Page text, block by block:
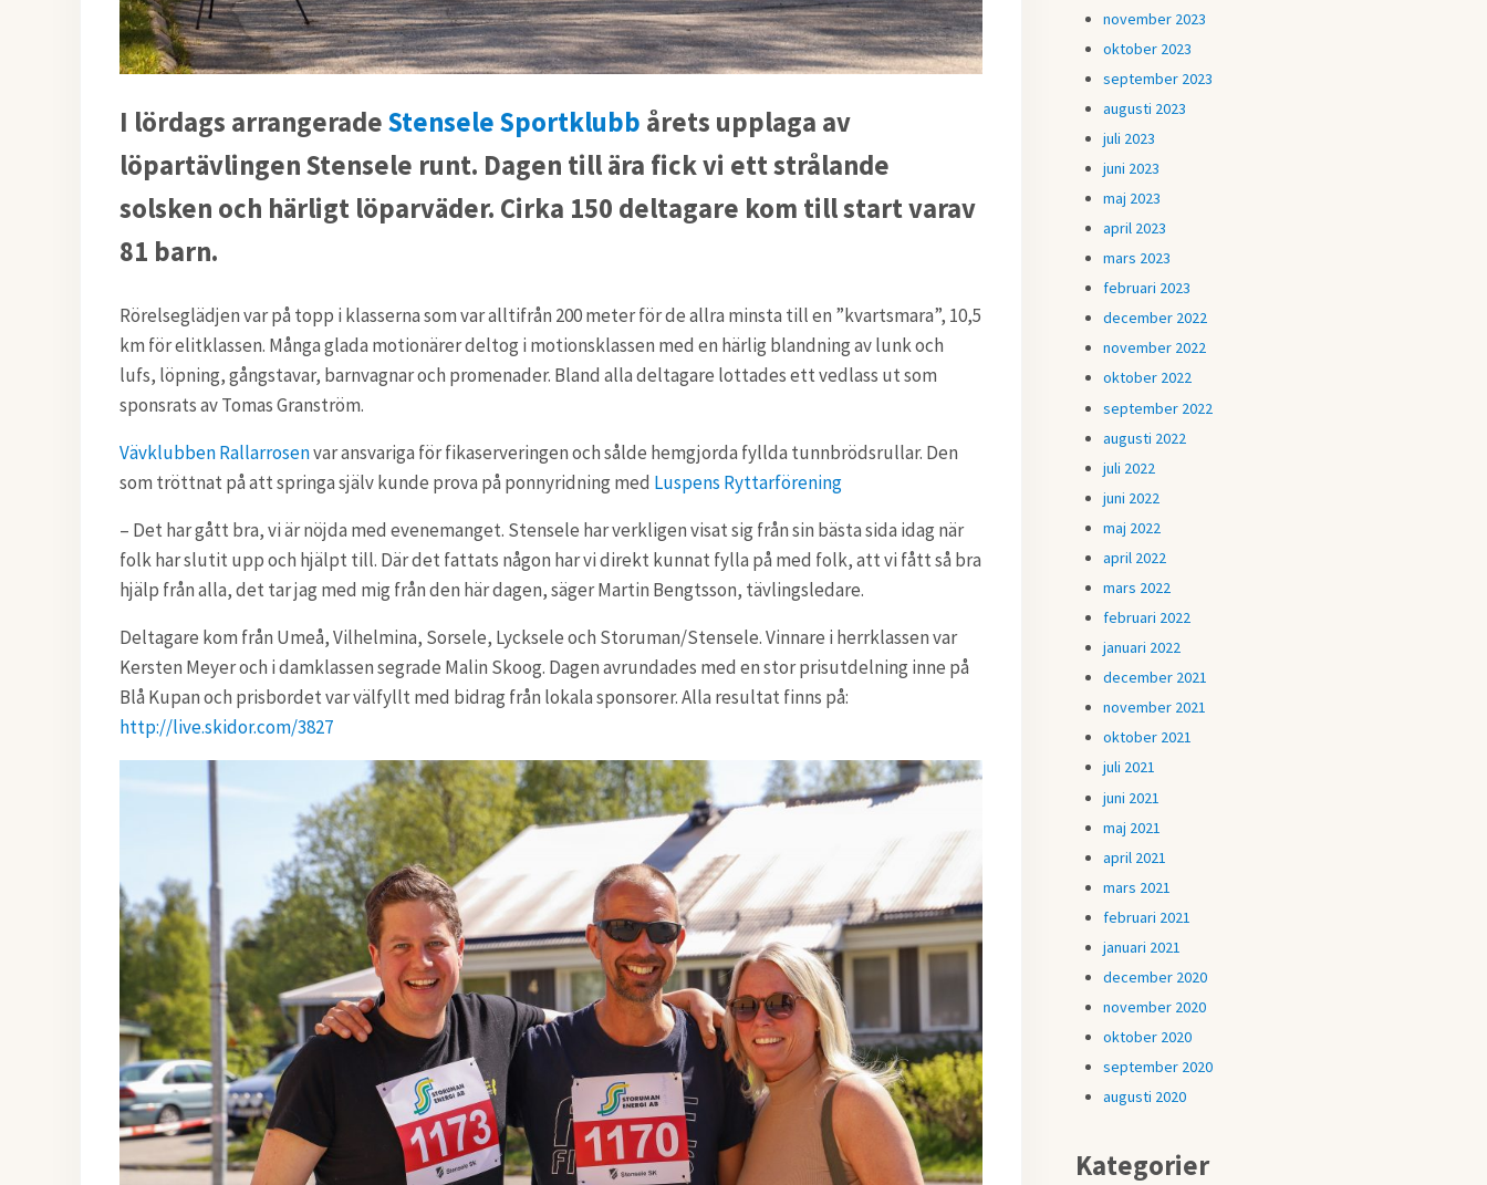
I lördags arrangeradeStensele Sportklubb årets upplaga av
löpartävlingen Stensele runt. Dagen till ära fick vi ett strålande
solsken och härligt löparväder. Cirka 150 deltagare kom till start varav
81 barn.
Rörelseglädjen var på topp i klasserna som var alltifrån 200 meter för de allra minsta till en ”kvartsmara”, 10,5
km för elitklassen. Många glada motionärer deltog i motionsklassen med en härlig blandning av lunk och
lufs, löpning,gångstavar, barnvagnar och promenader. Bland alla deltagare lottades ett vedlass ut som
sponsrats av Tomas Granström.
Vävklubben Rallarrosenvar ansvariga för fikaserveringen och sålde hemgjorda fyllda tunnbrödsrullar. Den
som tröttnat på att springa själv kunde prova på ponnyridning med Luspens Ryttarförening
– Det har gått bra, vi är nöjda med evenemanget. Stensele har verkligen visat sig från sin bästa sida idag när
folk har slutit upp och hjälpt till. Där det fattats någon har vi direkt kunnat fylla på med folk, att vi fått så bra
hjälp från alla, det tar jag med mig från den här dagen, säger Martin Bengtsson, tävlingsledare.
Deltagare kom från Umeå, Vilhelmina, Sorsele, Lycksele och Storuman/Stensele. Vinnare i herrklassen var
Kersten Meyer och i damklassen segrade Malin Skoog. Dagen avrundades med en stor prisutdelning inne på
Blå Kupan och prisbordet var välfyllt med bidrag från lokala sponsorer. Alla resultat finns på:
http://live.skidor.com/3827
november 2023
oktober 2023
september 2023
augusti 2023
juli 2023
juni 2023
maj 2023
april 2023
mars 2023
februari 2023
december 2022
november 2022
oktober 2022
september 2022
augusti 2022
juli 2022
juni 2022
maj 2022
april 2022
mars 2022
februari 2022
januari 2022
december 2021
november 2021
oktober 2021
juli 2021
juni 2021
maj 2021
april 2021
mars 2021
februari 2021
januari 2021
december 2020
november 2020
oktober 2020
september 2020
augusti 2020
Kategorier